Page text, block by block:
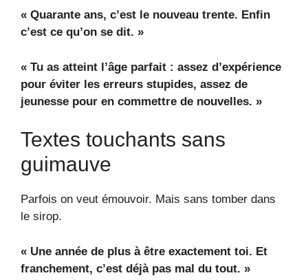
« Quarante ans, c’est le nouveau trente. Enfin
c’est ce qu’on se dit. »
« Tu as atteint l’âge parfait : assez d’expérience
pour éviter les erreurs stupides, assez de
jeunesse pour en commettre de nouvelles. »
Textes touchants sans
guimauve
Parfois on veut émouvoir. Mais sans tomber dans
le sirop.
« Une année de plus à être exactement toi. Et
franchement, c’est déjà pas mal du tout. »